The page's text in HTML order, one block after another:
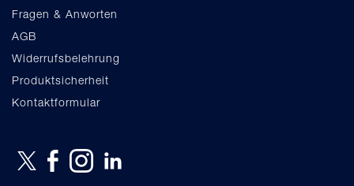
Fragen & Anworten
AGB
Widerrufsbelehrung
Produktsicherheit
Kontaktformular